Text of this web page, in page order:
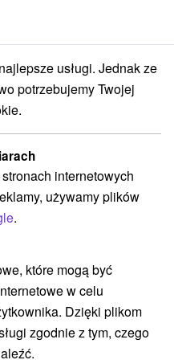
Breznica Tekovská Breznica
Breznica
Przejdź do
37' 40.4''
usługi. Jednak ze
potrzebujemy Twojej
internetowych
używamy plików
.
które mogą być
w celu
Dzięki plikom
zgodnie z tym, czego